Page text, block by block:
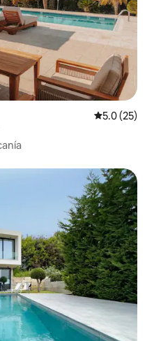
Calificación
5.0 (25)